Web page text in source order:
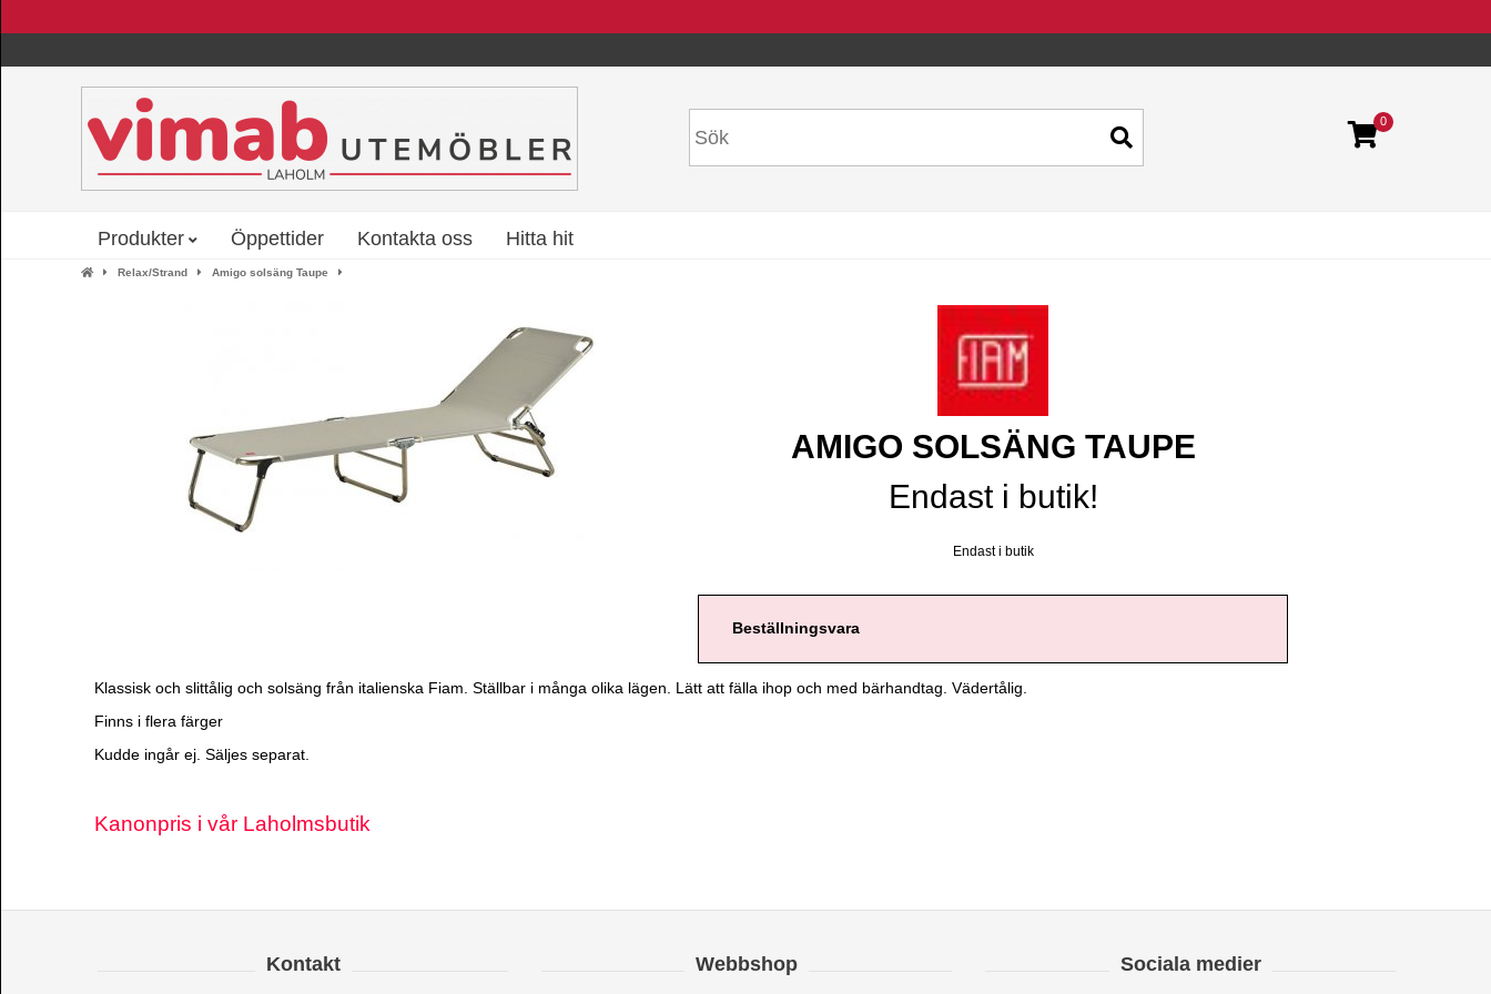
0
Produkter Öppettider Kontakta oss Hitta hit
Relax/Strand Amigo solsäng Taupe
AMIGO SOLSÄNG TAUPE
Endast i butik!
Endast i butik
Beställningsvara
Klassisk och slittålig och solsäng från italienska Fiam. Ställbar i många olika lägen. Lätt att fälla ihop och med bärhandtag. Vädertålig.
Finns i flera färger
Kudde ingår ej. Säljes separat.
Kanonpris i vår Laholmsbutik
Kontakt Webbshop Sociala medier